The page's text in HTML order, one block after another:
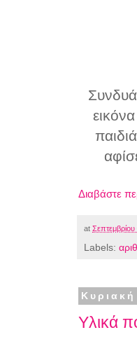
Διαβάστε
at
Labels:
Υλικά